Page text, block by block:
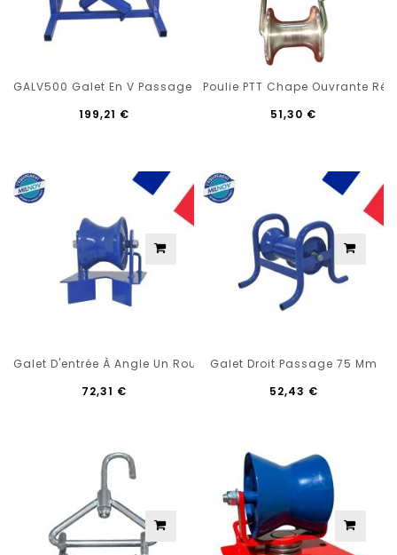
GALV500 Galet En V Passage 500 Mm
199,21 €
Poulie PTT Chape Ouvrante
51,30 €
Galet D'entrée À Angle Un Rouleau Passage 90 Mm
72,31 €
Galet Droit Passage 75 Mm
52,43 €